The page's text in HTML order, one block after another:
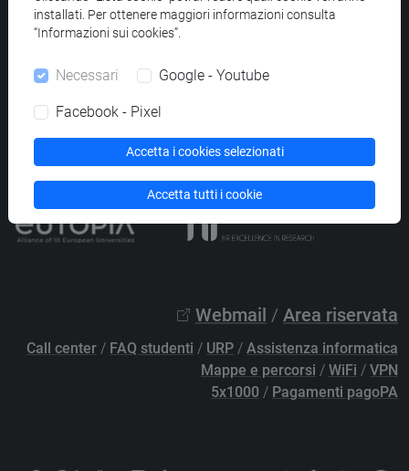
Università Ca’ Foscari
PECprotocollo@pec.unive.it
Privacy/Cookies/Credits e note legali
Elenco siti tematici
Webmail / Area riservata
Call center / FAQ studenti / URP / Assistenza informatica
Mappe e percorsi / WiFi / VPN
5x1000 / Pagamenti pagoPA
installati. Per ottenere maggiori informazioni consulta
“Informazioni sui cookies”.
Necessari Google - Youtube
Facebook - Pixel
Accetta i cookies selezionati
Accetta tutti i cookie